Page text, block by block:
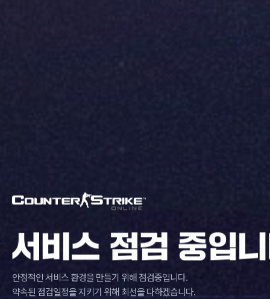
안정적인 서비스 환경을 만들기 위해 점검중입니다.
약속된 점검일정을 지키기 위해 최선을 다하겠습니다.